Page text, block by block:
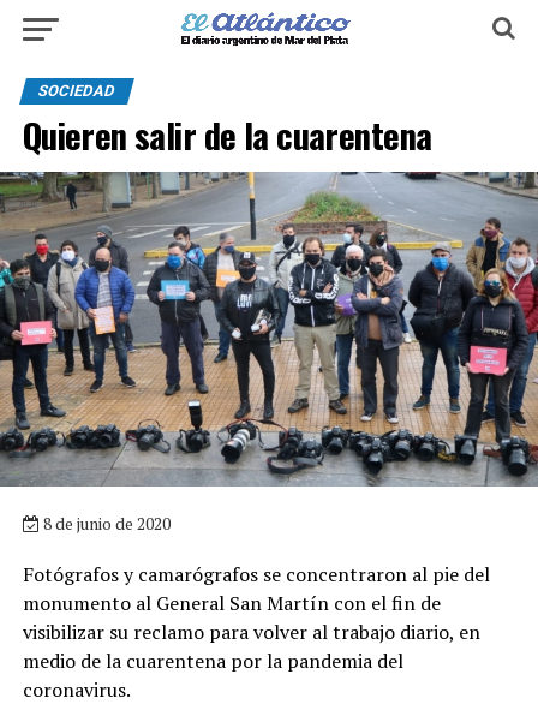
SOCIEDAD
Quieren salir de la cuarentena
8 de junio de 2020
Fotógrafos y camarógrafos se concentraron al pie del
monumento al General San Martín con el fin de
visibilizar su reclamo para volver al trabajo diario, en
medio de la cuarentena por la pandemia del
coronavirus.